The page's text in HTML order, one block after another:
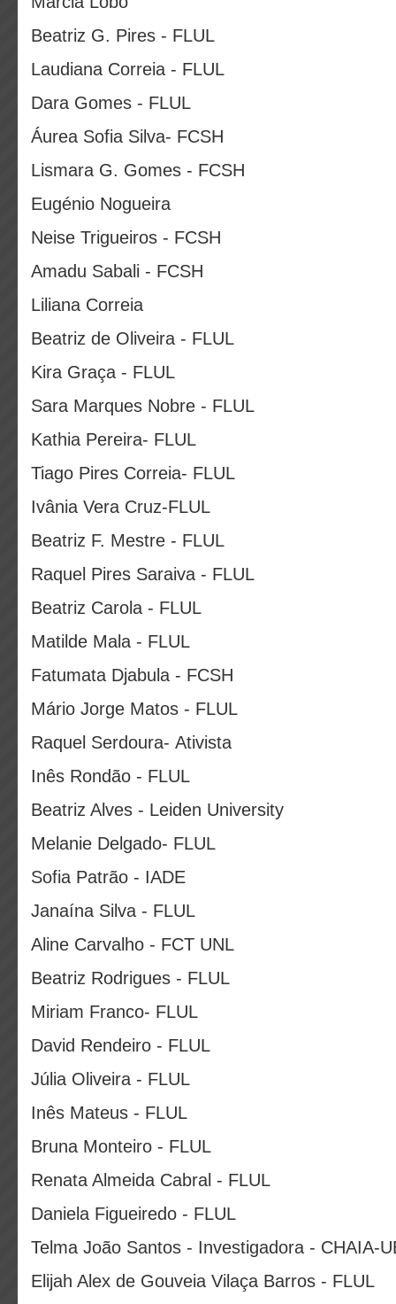
Beatriz G. Pires - FLUL
Laudiana Correia - FLUL
Dara Gomes - FLUL
Áurea Sofia Silva- FCSH
Lismara G. Gomes - FCSH
Eugénio Nogueira
Neise Trigueiros - FCSH
Amadu Sabali - FCSH
Liliana Correia
Beatriz de Oliveira - FLUL
Kira Graça - FLUL
Sara Marques Nobre - FLUL
Kathia Pereira- FLUL
Tiago Pires Correia- FLUL
Ivânia Vera Cruz-FLUL
Beatriz F. Mestre - FLUL
Raquel Pires Saraiva - FLUL
Beatriz Carola - FLUL
Matilde Mala - FLUL
Fatumata Djabula - FCSH
Mário Jorge Matos - FLUL
Raquel Serdoura- Ativista
Inês Rondão - FLUL
Beatriz Alves - Leiden University
Melanie Delgado- FLUL
Sofia Patrão - IADE
Janaína Silva - FLUL
Aline Carvalho - FCT UNL
Beatriz Rodrigues - FLUL
Miriam Franco- FLUL
David Rendeiro - FLUL
Júlia Oliveira - FLUL
Inês Mateus - FLUL
Bruna Monteiro - FLUL
Renata Almeida Cabral - FLUL
Daniela Figueiredo - FLUL
Telma João Santos - Investigadora - CHAIA-
Elijah Alex de Gouveia Vilaça Barros - FLUL